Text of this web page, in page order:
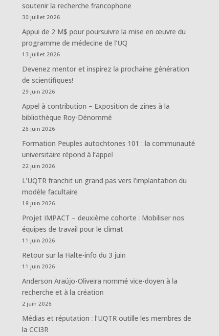
soutenir la recherche francophone
30 juillet 2026
Appui de 2 M$ pour poursuivre la mise en œuvre du
programme de médecine de l’UQ
13 juillet 2026
Devenez mentor et inspirez la prochaine génération
de scientifiques!
29 juin 2026
Appel à contribution – Exposition de zines à la
bibliothèque Roy-Dénommé
26 juin 2026
Formation Peuples autochtones 101 : la communauté
universitaire répond à l’appel
22 juin 2026
L’UQTR franchit un grand pas vers l’implantation du
modèle facultaire
18 juin 2026
Projet IMPACT – deuxième cohorte : Mobiliser nos
équipes de travail pour le climat
11 juin 2026
Retour sur la Halte-info du 3 juin
11 juin 2026
Anderson Araújo-Oliveira nommé vice-doyen à la
recherche et à la création
2 juin 2026
Médias et réputation : l’UQTR outille les membres de
la CCI3R